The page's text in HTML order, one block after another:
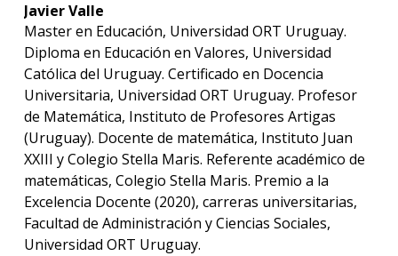
Javier Valle
Master en Educación, Universidad ORT Uruguay.
Diploma en Educación en Valores, Universidad
Católica del Uruguay. Certificado en Docencia
Universitaria, Universidad ORT Uruguay. Profesor
de Matemática, Instituto de Profesores Artigas
(Uruguay). Docente de matemática, Instituto Juan
XXIII y Colegio Stella Maris. Referente académico de
matemáticas, Colegio Stella Maris. Premio a la
Excelencia Docente (2020), carreras universitarias,
Facultad de Administración y Ciencias Sociales,
Universidad ORT Uruguay.